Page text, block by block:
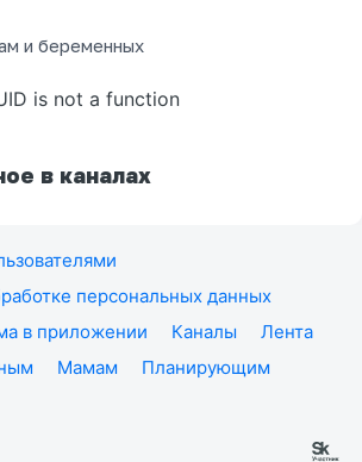
и беременных
is not a function
в каналах
персональных данных
в приложении Каналы
Лента
Мамам
Планирующим